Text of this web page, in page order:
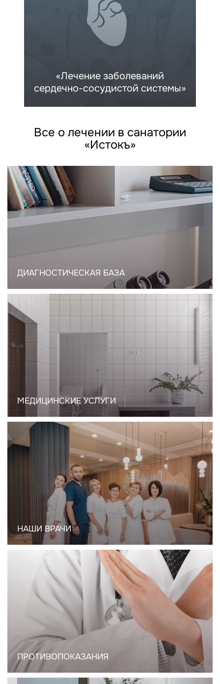
«Лечение заболеваний
сердечно-сосудистой системы»
Все о лечении в санатории
«Истокъ»
ДИАГНОСТИЧЕСКАЯ БАЗА
МЕДИЦИНСКИЕ УСЛУГИ
НАШИ ВРАЧИ
ПРОТИВОПОКАЗАНИЯ